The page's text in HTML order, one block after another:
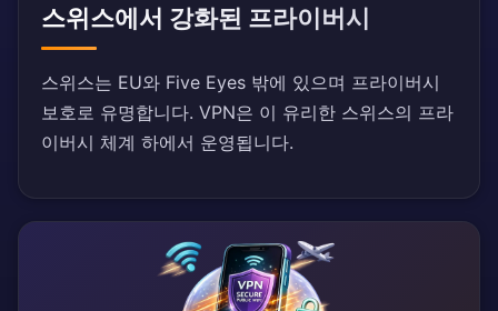
스위스에서 강화된 프라이버시
스위스는 EU와 Five Eyes 밖에 있으며 프라이버시
보호로 유명합니다. VPN은 이 유리한 스위스의 프라
이버시 체계 하에서 운영됩니다.